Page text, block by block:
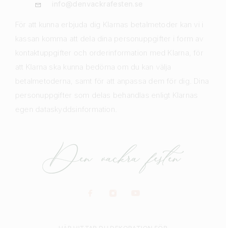
För att kunna erbjuda dig Klarnas betalmetoder kan vi i
kassan komma att dela dina personuppgifter i form av
kontaktuppgifter och orderinformation med Klarna, för
att Klarna ska kunna bedöma om du kan välja
betalmetoderna, samt för att anpassa dem för dig. Dina
personuppgifter som delas behandlas enligt Klarnas
egen dataskyddsinformation.